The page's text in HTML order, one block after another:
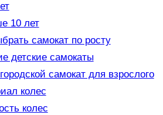
10 лет
самокат по росту
детские самокаты
самокат для взрослого
колес
колес